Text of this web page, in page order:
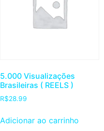
5.000 Visualizações
Brasileiras ( REELS )
R$28.99
Adicionar ao carrinho